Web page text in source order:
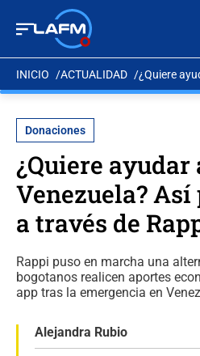
INICIO ACTUALIDAD ¿Quiere
Donaciones
¿Quiere ayudar
Venezuela?
a través de
Rappi puso en marcha una
bogotanos realicen aportes
app tras la emergencia en
Alejandra Rubio